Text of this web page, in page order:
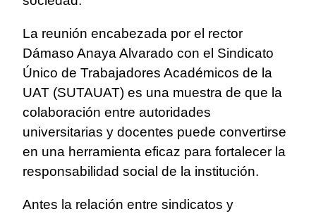
La reunión encabezada por el rector
Dámaso Anaya Alvarado con el Sindicato
Único de Trabajadores Académicos de la
UAT (SUTAUAT) es una muestra de que la
colaboración entre autoridades
universitarias y docentes puede convertirse
en una herramienta eficaz para fortalecer la
responsabilidad social de la institución.
Antes la relación entre sindicatos y